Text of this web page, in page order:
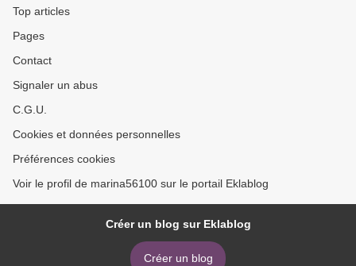
Top articles
Pages
Contact
Signaler un abus
C.G.U.
Cookies et données personnelles
Préférences cookies
Voir le profil de marina56100 sur le portail Eklablog
Créer un blog sur Eklablog
Créer un blog